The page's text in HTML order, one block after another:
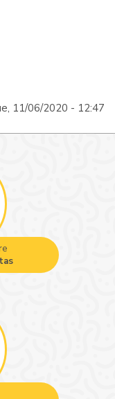
11/06/2020 - 12:47